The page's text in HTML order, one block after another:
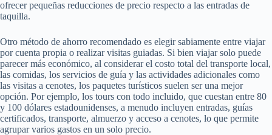
ofrecer pequeñas reducciones de precio respecto a las entradas de
taquilla.
Otro método de ahorro recomendado es elegir sabiamente entre viajar
por cuenta propia o realizar visitas guiadas. Si bien viajar solo puede
parecer más económico, al considerar el costo total del transporte local,
las comidas, los servicios de guía y las actividades adicionales como
las visitas a cenotes, los paquetes turísticos suelen ser una mejor
opción. Por ejemplo, los tours con todo incluido, que cuestan entre 80
y 100 dólares estadounidenses, a menudo incluyen entradas, guías
certificados, transporte, almuerzo y acceso a cenotes, lo que permite
agrupar varios gastos en un solo precio.